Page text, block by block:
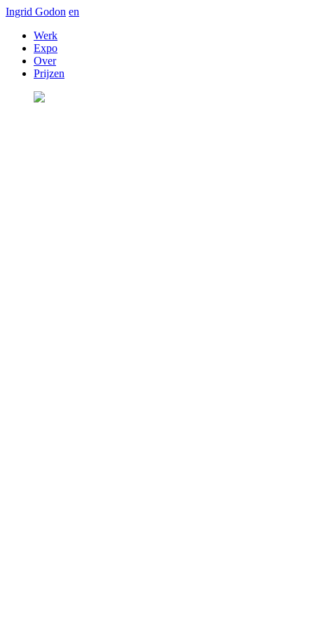
Ingrid Godon en
Werk
Expo
Over
Prijzen